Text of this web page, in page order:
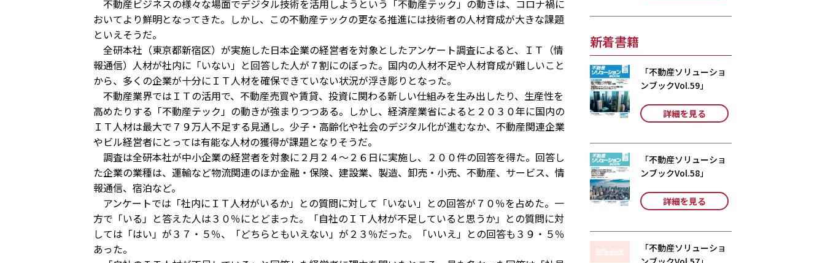
不動産ビジネスの様々な場面でデジタル技術を活用しようという「不動産テック」の動きは、コロナ禍に
おいてより鮮明となってきた。しかし、この不動産テックの更なる推進には技術者の人材育成が大きな課題
といえそうだ。
全研本社（東京都新宿区）が実施した日本企業の経営者を対象としたアンケート調査によると、ＩＴ（情
報通信）人材が社内に「いない」と回答した人が７割にのぼった。国内の人材不足や人材育成が難しいこと
から、多くの企業が十分にＩＴ人材を確保できていない状況が浮き彫りとなった。
不動産業界ではＩＴの活用で、不動産売買や賃貸、投資に関わる新しい仕組みを生み出したり、生産性を
高めたりする「不動産テック」の動きが強まりつつある。しかし、経済産業省によると２０３０年に国内の
ＩＴ人材は最大で７９万人不足する見通し。少子・高齢化や社会のデジタル化が進むなか、不動産関連企業
やビル経営者にとっては有能な人材の獲得が課題となりそうだ。
調査は全研本社が中小企業の経営者を対象に２月２４～２６日に実施し、２００件の回答を得た。回答し
た企業の業種は、運輸など物流関連のほか金融・保険、建設業、製造、卸売・小売、不動産、サービス、情
報通信、宿泊など。
アンケートでは「社内にＩＴ人材がいるか」との質問に対して「いない」との回答が７０％を占めた。一
方で「いる」と答えた人は３０％にとどまった。「自社のＩＴ人材が不足していると思うか」との質問に対
しては「はい」が３７・５％、「どちらともいえない」が２３％だった。「いいえ」との回答も３９・５％
あった。
新着書籍
「不動産ソリューショ
ンブックVol.59」
詳細を見る
「不動産ソリューショ
ンブックVol.58」
詳細を見る
「不動産ソリューショ